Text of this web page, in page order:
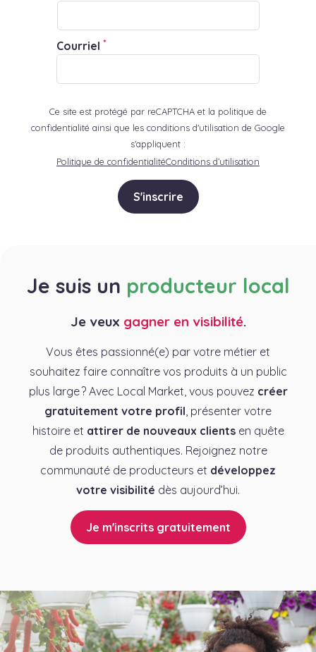
Courriel *
Ce site est protégé par reCAPTCHA et la politique de
confidentialité ainsi que les conditions d'utilisation de Google
s'appliquent :
Politique de confidentialitéConditions d’utilisation
S'inscrire
Je suis un producteur local
Je veux gagner en visibilité.
Vous êtes passionné(e) par votre métier et
souhaitez faire connaître vos produits à un public
plus large ? Avec Local Market, vous pouvez créer
gratuitement votre profil , présenter votre
histoire et attirer de nouveaux clientsen quête
de produits authentiques. Rejoignez notre
communauté de producteurs et développez
votre visibilité dès aujourd’hui.
Je m'inscrits gratuitement